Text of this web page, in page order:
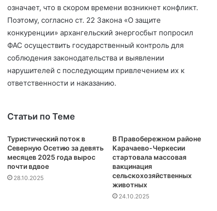
означает, что в скором времени возникнет конфликт.
Поэтому, согласно ст. 22 Закона «О защите
конкуренции» архангельский энергосбыт попросил
ФАС осуществить государственный контроль для
соблюдения законодательства и выявлении
нарушителей с последующим привлечением их к
ответственности и наказанию.
Статьи по Теме
Туристический поток в
Северную Осетию за девять
месяцев 2025 года вырос
почти вдвое
28.10.2025
В Правобережном районе
Карачаево-Черкесии
стартовала массовая
вакцинация
сельскохозяйственных
животных
24.10.2025